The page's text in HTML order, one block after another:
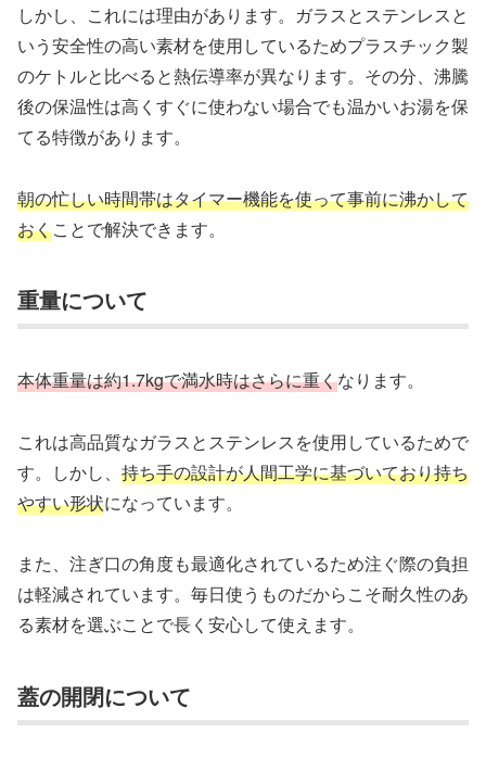
しかし、これには理由があります。ガラスとステンレスと
いう安全性の高い素材を使用しているためプラスチック製
のケトルと比べると熱伝導率が異なります。その分、沸騰
後の保温性は高くすぐに使わない場合でも温かいお湯を保
てる特徴があります。
朝の忙しい時間帯はタイマー機能を使って事前に沸かして
おくことで解決できます。
重量について
本体重量は約1.7kgで満水時はさらに重くなります。
これは高品質なガラスとステンレスを使用しているためで
す。しかし、 持ち手の設計が人間工学に基づいており持ち
やすい形状になっています。
また、注ぎ口の角度も最適化されているため注ぐ際の負担
は軽減されています。毎日使うものだからこそ耐久性のあ
る素材を選ぶことで長く安心して使えます。
蓋の開閉について